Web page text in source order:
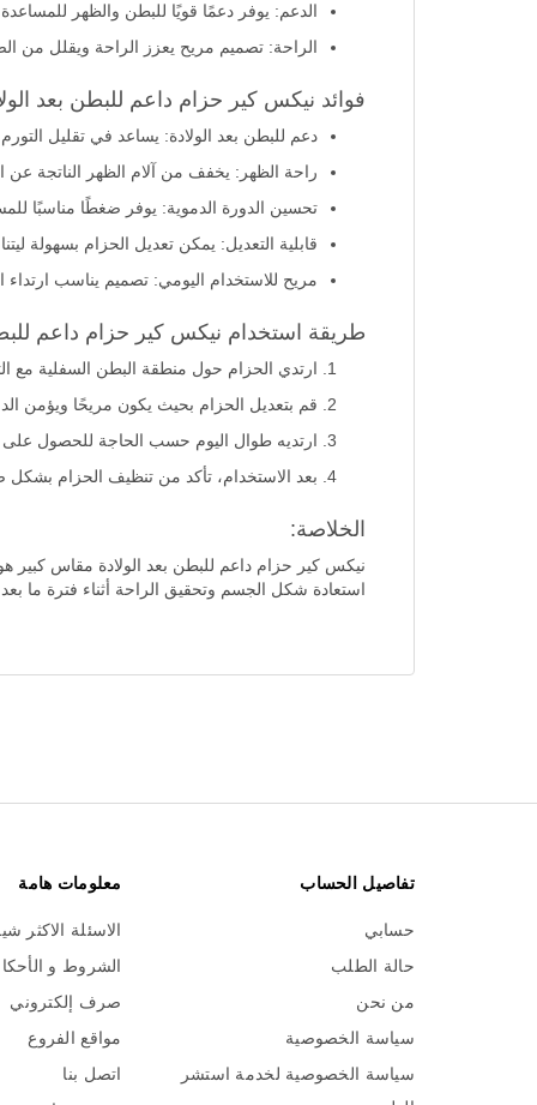
الدعم: يوفر دعمًا قويًا للبطن والظهر للمساعدة
الراحة: تصميم مريح يعزز الراحة ويقلل من
فوائد نيكس كير حزام داعم للبطن بعد
دعم للبطن بعد الولادة: يساعد في تقليل
راحة الظهر: يخفف من آلام الظهر الناتجة عن
تحسين الدورة الدموية: يوفر ضغطًا مناسبًا
قابلية التعديل: يمكن تعديل الحزام بسهولة
مريح للاستخدام اليومي: تصميم يناسب
طريقة استخدام نيكس كير حزام داعم
ارتدي الحزام حول منطقة البطن السفلية مع
قم بتعديل الحزام بحيث يكون مريحًا ويؤمن
ارتديه طوال اليوم حسب الحاجة للحصول
بعد الاستخدام، تأكد من تنظيف الحزام بشكل
الخلاصة:
نيكس كير حزام داعم للبطن بعد الولادة مقاس كبير
استعادة شكل الجسم وتحقيق الراحة أثناء فترة ما بعد
تفاصيل الحساب
حسابي
حالة الطلب
من نحن
سياسة الخصوصية
سياسة الخصوصية لخدمة استشر
معلومات هامة
الاسئلة الاكثر
الشروط و
صرف إلكتروني
مواقع الفروع
اتصل بنا